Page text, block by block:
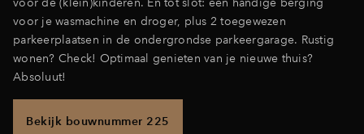
voor je wasmachine en droger, plus 2 toegewezen
parkeerplaatsen in de ondergrondse parkeergarage. Rustig
wonen? Check! Optimaal genieten van je nieuwe thuis?
Absoluut!
Bekijk bouwnummer 225